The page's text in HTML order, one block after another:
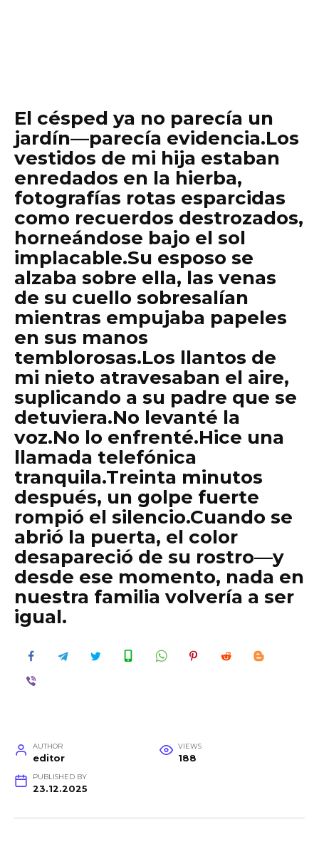
El césped ya no parecía un
jardín—parecía evidencia.Los
vestidos de mi hija estaban
enredados en la hierba,
fotografías rotas esparcidas
como recuerdos destrozados,
horneándose bajo el sol
implacable.Su esposo se
alzaba sobre ella, las venas
de su cuello sobresalían
mientras empujaba papeles
en sus manos
temblorosas.Los llantos de
mi nieto atravesaban el aire,
suplicando a su padre que se
detuviera.No levanté la
voz.No lo enfrenté.Hice una
llamada telefónica
tranquila.Treinta minutos
después, un golpe fuerte
rompió el silencio.Cuando se
abrió la puerta, el color
desapareció de su rostro—y
desde ese momento, nada en
nuestra familia volvería a ser
igual.
AUTHOR
editor
VIEWS
188
PUBLISHED BY
23.12.2025